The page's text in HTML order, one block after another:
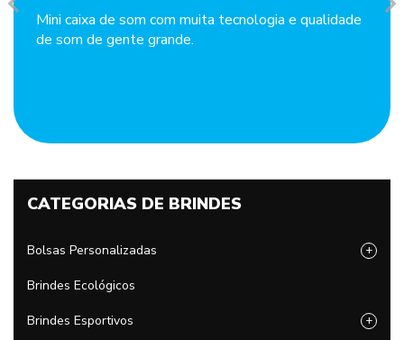
Mini caixa de som com muita tecnologia e qualidade
de som de gente grande.
CATEGORIAS DE BRINDES
Bolsas Personalizadas +
Brindes Ecológicos
Brindes Esportivos +